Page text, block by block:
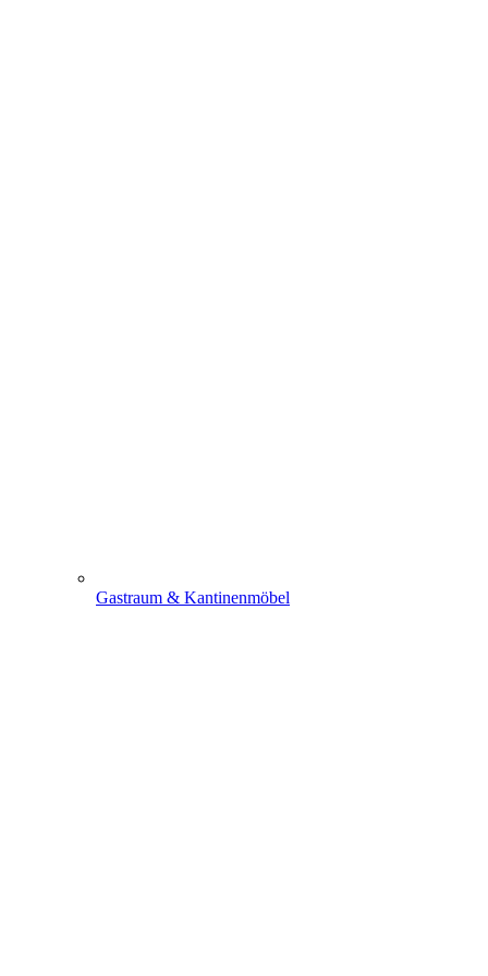
Gastraum & Kantinenmöbel